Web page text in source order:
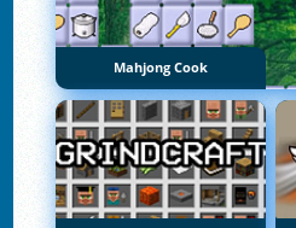
Mahjong Cook